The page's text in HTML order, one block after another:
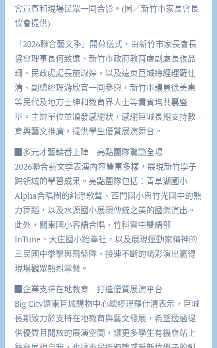
會貴賓和現場民眾一同合影。(圖／新竹市家長會長
協會提供)
「2026聯合藝文季」開幕儀式，由新竹市家長會長
協會理事長何致遠、新竹市政府教育處副處長張品
珊、民政處處長施淑婷，以及遠東巨城總經理羅仕
清、副總經理游欣宜一同參與，新竹市議員徐美惠
等民代及地方士紳和教育界人士等貴賓均共襄盛
舉。主辦單位並頒發感謝狀，感謝巨城長期支持教
育與藝文推廣，提供學生優質展演舞台。
▉多元才藝輪番上陣 亮點團隊驚艷全場
2026聯合藝文季表演內容豐富多樣，展現新竹學子
跨領域的學習成果。亮點團隊包括：青草湖國小
Alpha合唱團的純淨歌聲、西門國小與竹光國中的熱
力舞蹈，以及水源國小展現傳統之美的國樂演出。
此外，關東國小客語合唱、竹科實中雙語部
InTune、大庄國小跆拳社，以及展現運動家精神的
三民國中拳擊與飛盤隊，接連不斷的精彩演出贏得
現場觀眾熱烈掌聲。
▉企業支持在地教育 打造優質展演平台
Big City遠東巨城購物中心總經理羅仕清表示，巨城
長期致力於支持在地教育與藝文發展，希望透過提
供優質且開放的展演空間，讓更多學生有機會站上